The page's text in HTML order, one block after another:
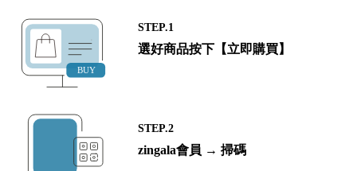
STEP.1
選好商品按下【立即購買】
STEP.2
zingala會員 → 掃碼